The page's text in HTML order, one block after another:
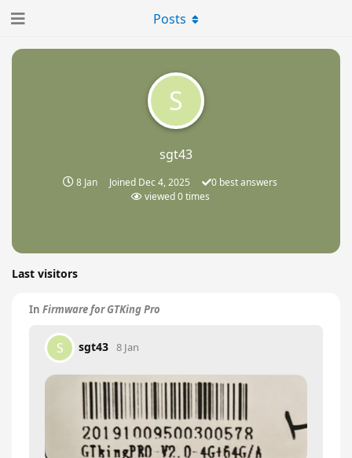
S
sgt43
8 Jan Joined Dec 4, 2025 0 best answers
viewed0times
Posts
Last visitors
In Firmware for GTKing Pro
S sgt43 8 Jan